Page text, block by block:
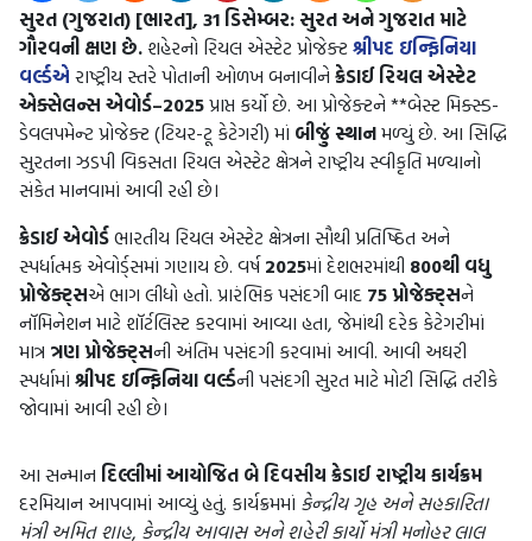
સુરત (ગુજરાત) [ભારત], 31 ડિસેમ્બર: સુરત અને ગુજરાત માટે
ગૌરવની ક્ષણ છે. શહેરનો રિયલ એસ્ટેટ પ્રોજેક્ટ શ્રીપદ ઇન્ફિનિયા
વર્લ્ડએ રાષ્ટ્રીય સ્તરે પોતાની ઓળખ બનાવીને ક્રેડાઈ રિયલ એસ્ટેટ
એક્સેલન્સ એવોર્ડ–2025પ્રાપ્ત કર્યો છે. આ પ્રોજેક્ટને **બેસ્ટ મિક્સ્ડ-
ડેવલપમેન્ટ પ્રોજેક્ટ (ટિયર-ટૂ કેટેગરી) માં બીજું સ્થાનમળ્યું છે. આ સિદ્ધિ
સુરતના ઝડપી વિકસતા રિયલ એસ્ટેટ ક્ષેત્રને રાષ્ટ્રીય સ્વીકૃતિ મળ્યાનો
સંકેત માનવામાં આવી રહી છે।
ક્રેડાઈ એવોર્ડભારતીય રિયલ એસ્ટેટ ક્ષેત્રના સૌથી પ્રતિષ્ઠિત અને
સ્પર્ધાત્મક એવોર્ડ્સમાં ગણાય છે. વર્ષ2025માં દેશભરમાંથી 800થી વધુ
પ્રોજેક્ટ્સએ ભાગ લીધો હતો. પ્રારંભિક પસંદગી બાદ 75 પ્રોજેક્ટ્સને
નૉમિનેશન માટે શૉર્ટલિસ્ટ કરવામાં આવ્યા હતા, જેમાંથી દરેક કેટેગરીમાં
માત્ર ત્રણ પ્રોજેક્ટ્સની અંતિમ પસંદગી કરવામાં આવી. આવી અઘરી
સ્પર્ધામાં શ્રીપદ ઇન્ફિનિયા વર્લ્ડની પસંદગી સુરત માટે મોટી સિદ્ધિ તરીકે
જોવામાં આવી રહી છે।
આ સન્માન દિલ્લીમાં આયોજિત બે દિવસીય ક્રેડાઈ રાષ્ટ્રીય કાર્યક્રમ
દરમિયાન આપવામાં આવ્યું હતું. કાર્યક્રમમાં કેન્દ્રીય ગૃહ અને સહકારિતા
મંત્રી અમિત શાહ, કેન્દ્રીય આવાસ અને શહેરી કાર્યો મંત્રી મનોહર લાલ